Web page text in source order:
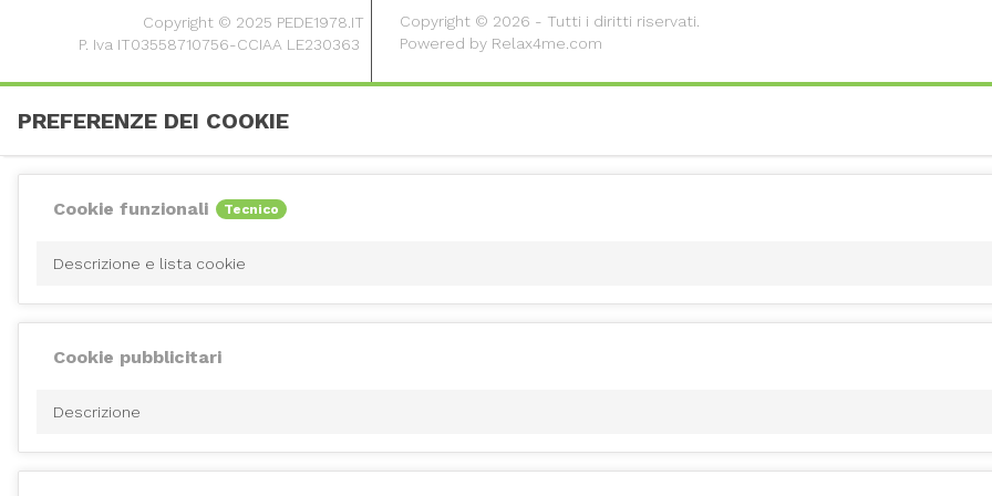
Copyright © 2025 PEDE1978.IT
P. Iva IT03558710756-CCIAA LE230363
Copyright © 2026 - Tutti i diritti riservati.
Powered by Relax4me.com
PREFERENZE DEI COOKIE
Cookie funzionali Tecnico
Descrizione e lista cookie
Cookie pubblicitari
Descrizione